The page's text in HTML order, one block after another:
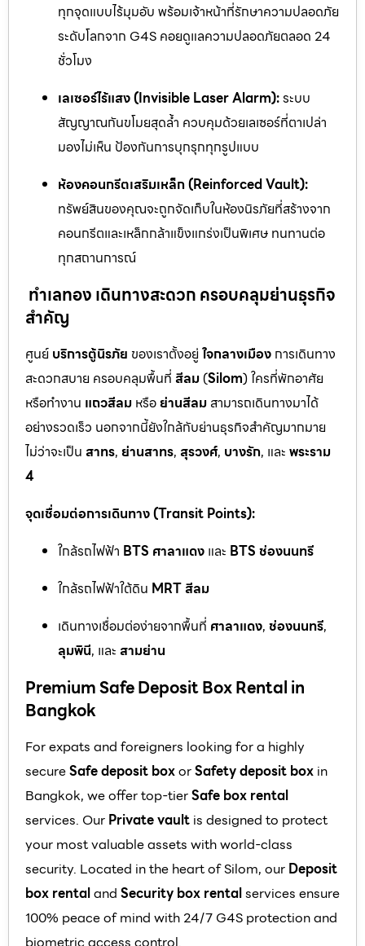
ทุกจุดแบบไร้มุมอับ พร้อมเจ้าหน้าที่รักษาความปลอดภัย
ระดับโลกจาก G4S คอยดูแลความปลอดภัยตลอด 24
ชั่วโมง
เลเซอร์ไร้แสง (Invisible Laser Alarm):ระบบ
สัญญาณกันขโมยสุดล้ำ ควบคุมด้วยเลเซอร์ที่ตาเปล่า
มองไม่เห็น ป้องกันการบุกรุกทุกรูปแบบ
ห้องคอนกรีตเสริมเหล็ก (Reinforced Vault):
ทรัพย์สินของคุณจะถูกจัดเก็บในห้องนิรภัยที่สร้างจาก
คอนกรีตและเหล็กกล้าแข็งแกร่งเป็นพิเศษ ทนทานต่อ
ทุกสถานการณ์
ทำเลทอง เดินทางสะดวก ครอบคลุมย่านธุรกิจ
สำคัญ
ศูนย์ บริการตู้นิรภัย ของเราตั้งอยู่ ใจกลางเมือง การเดินทาง
สะดวกสบาย ครอบคลุมพื้นที่ สีลม(Silom) ใครที่พักอาศัย
หรือทำงาน แถวสีลม หรือย่านสีลม สามารถเดินทางมาได้
อย่างรวดเร็ว นอกจากนี้ยังใกล้กับย่านธุรกิจสำคัญมากมาย
ไม่ว่าจะเป็น สาทร, ย่านสาทร, สุรวงศ์, บางรัก, และ พระราม
4
จุดเชื่อมต่อการเดินทาง (Transit Points):
ใกล้รถไฟฟ้า BTS ศาลาแดง และ BTS ช่องนนทรี
ใกล้รถไฟฟ้าใต้ดิน MRT สีลม
เดินทางเชื่อมต่อง่ายจากพื้นที่ ศาลาแดง, ช่องนนทรี,
ลุมพินี, และ สามย่าน
Premium Safe Deposit Box Rental in
Bangkok
For expats and foreigners looking for a highly
secureSafe deposit boxorSafety deposit box in
Bangkok, we offer top-tierSafe box rental
services. Our Private vault is designed to protect
your most valuable assets with world-class
security. Located in the heart of Silom, our Deposit
box rentaland Security box rentalservices ensure
100% peace of mind with 24/7 G4S protection and